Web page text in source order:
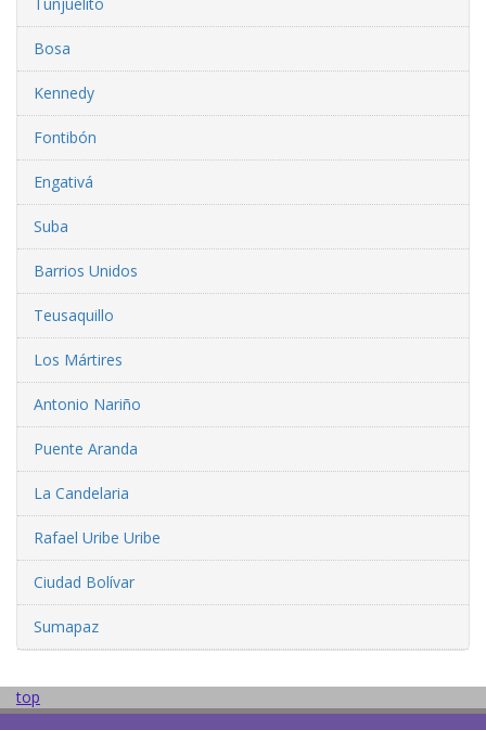
Bosa
Kennedy
Fontibón
Engativá
Suba
Barrios Unidos
Teusaquillo
Los Mártires
Antonio Nariño
Puente Aranda
La Candelaria
Rafael Uribe Uribe
Ciudad Bolívar
Sumapaz
top